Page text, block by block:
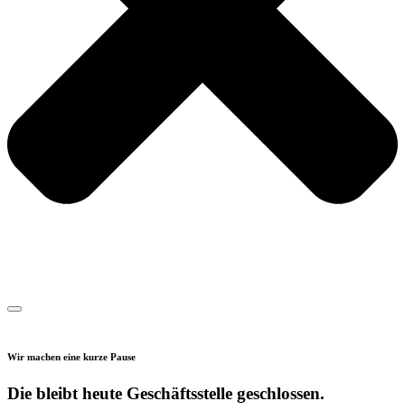
Wir machen eine kurze Pause
Die bleibt heute Geschäftsstelle geschlossen.